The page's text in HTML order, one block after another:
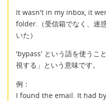
It wasn't in my inbox, it
folder.（受信箱でなく、迷
いた）
'bypass' という語を使うこ
視する」という意味です。
例：
I found the email. It had